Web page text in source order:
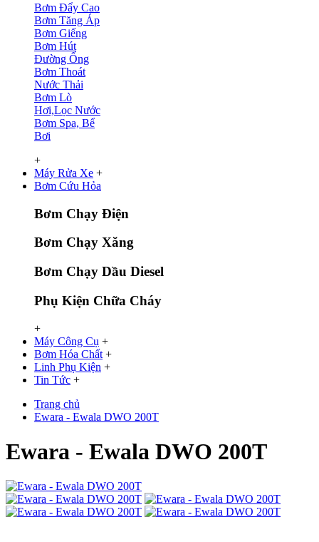
Bơm Đẩy Cao
Bơm Tăng Áp
Bơm Giếng
Bơm Hút
Đường Ống
Bơm Thoát
Nước Thải
Bơm Lò
Hơi,Lọc Nước
Bơm Spa, Bể
Bơi
+
Máy Rửa Xe +
Bơm Cứu Hỏa
Bơm Chạy Điện
Bơm Chạy Xăng
Bơm Chạy Dầu Diesel
Phụ Kiện Chữa Cháy
+
Máy Công Cụ +
Bơm Hóa Chất +
Linh Phụ Kiện +
Tin Tức +
Trang chủ
Ewara - Ewala DWO 200T
Ewara - Ewala DWO 200T